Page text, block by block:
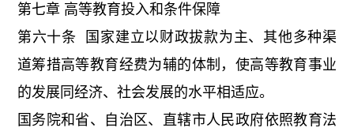
第七章 高等教育投入和条件保障
第六十条 国家建立以财政拔款为主、其他多种渠
道筹措高等教育经费为辅的体制，使高等教育事业
的发展同经济、社会发展的水平相适应。
国务院和省、自治区、直辖市人民政府依照教育法